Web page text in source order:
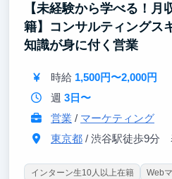
そのような背景からANIMA
ーンは、
以下のような成長実績を持
います。
博報堂など）
・プロジェクトリーダーへの抜
・学生起業
【未経験から学べる！月
籍】コンサルティングス
知識が身に付く営業
時給 1,500円〜2,000円
週 3日〜
営業 / マーケティング
東京都/ 渋谷駅徒歩9分
インターン生10人以上在籍 Web